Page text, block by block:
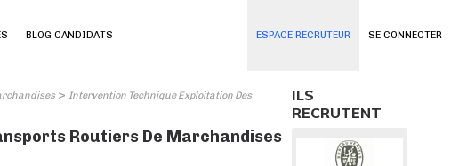
SE CONNECTER
BLOG CANDIDATS ESPACE RECRUTEUR
> Intervention Technique Exploitation Des
Routiers De Marchandises
ILS
RECRUTENT